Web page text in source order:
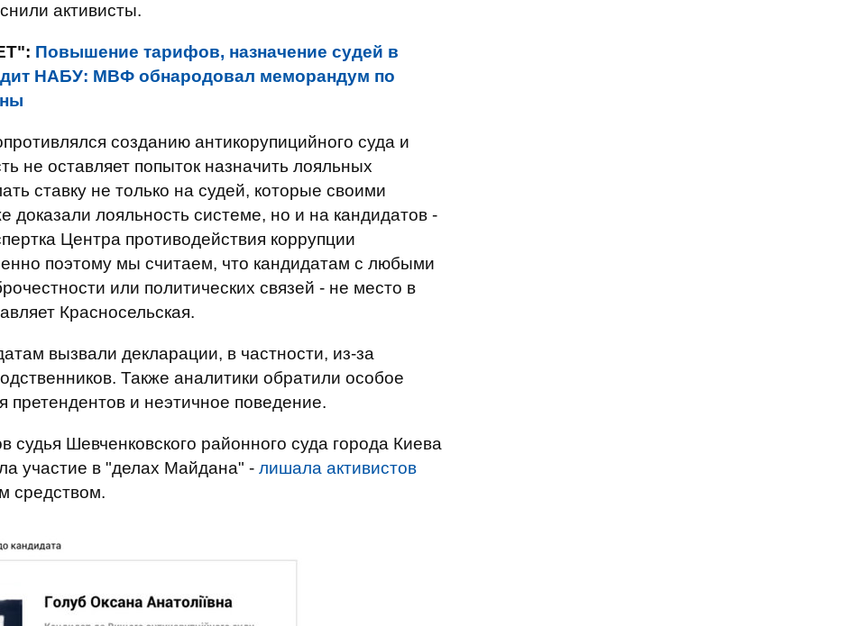
активисты.
Повышение тарифов, назначение судей в
НАБУ: МВФ обнародовал меморандум по
созданию антикорупицийного суда и
не оставляет попыток назначить лояльных
ставку не только на судей, которые своими
лояльность системе, но и на кандидатов -
Центра противодействия коррупции
поэтому мы считаем, что кандидатам с любыми
или политических связей - не место в
Красносельская.
вызвали декларации, в частности, из-за
Также аналитики обратили особое
и неэтичное поведение.
судья Шевченковского районного суда города Киева
участие в "делах Майдана" - лишала активистов
средством.